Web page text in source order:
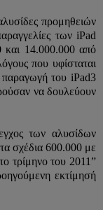
προμηθειών
των iPad
και 14.000.000 από
που υφίσταται
παραγωγή του iPad3
να δουλεύουν
των αλυσίδων
σχέδια 600.000 με
τρίμηνο του 2011”
εκτίμησή